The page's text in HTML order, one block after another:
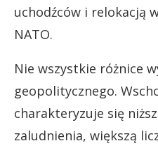
uchodźców i relokacją
NATO.
Nie wszystkie różnice
geopolitycznego.
charakteryzuje się
zaludnienia, większą